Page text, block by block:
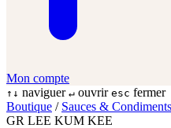
Mon compte
↑↓ naviguer ↵ ouvrir esc fermer
Boutique / Sauces & Condiments
GR LEE KUM KEE